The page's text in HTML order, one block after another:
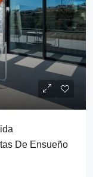
De Ensueño